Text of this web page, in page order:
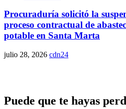
Procuraduría solicitó la
proceso contractual de
potable en Santa Marta
julio 28, 2026 cdn24
Puede que te hayas